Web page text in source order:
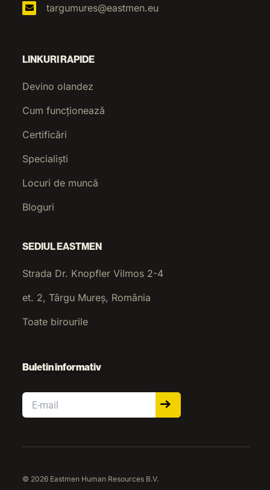
targumures@eastmen.eu
LINKURI RAPIDE
Devino olandez
Cum funcționează
Certificări
Specialiști
Locuri de muncă
Bloguri
SEDIUL EASTMEN
Strada Dr. Knopfler Vilmos 2-4
et. 2, Târgu Mureș, România
Toate birourile
Buletin informativ
Email
© 2026 Eastmen Human Resources B.V.